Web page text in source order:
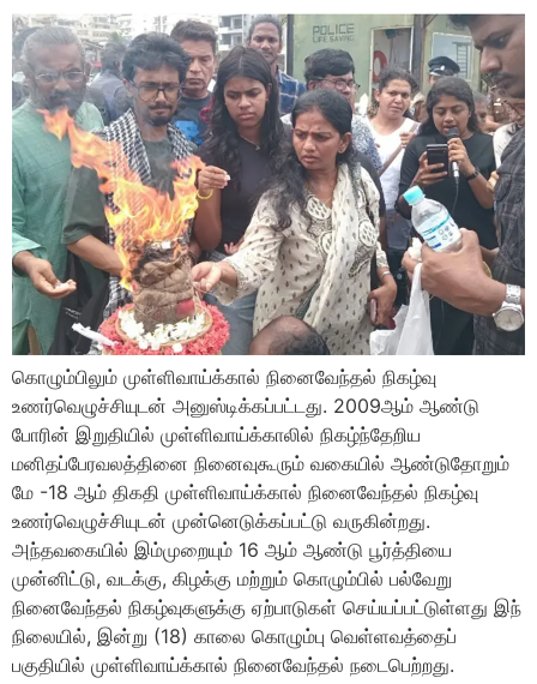
கொழும்பிலும் முள்ளிவாய்க்கால் நினைவேந்தல் நிகழ்வு
உணர்வெழுச்சியுடன் அனுஸ்டிக்கப்பட்டது. 2009ஆம் ஆண்டு
போரின் இறுதியில் முள்ளிவாய்க்காலில் நிகழ்ந்தேறிய
மனிதப்பேரவலத்தினை நினைவுகூரும் வகையில் ஆண்டுதோறும்
மே -18 ஆம் திகதி முள்ளிவாய்க்கால் நினைவேந்தல் நிகழ்வு
உணர்வெழுச்சியுடன் முன்னெடுக்கப்பட்டு வருகின்றது.
அந்தவகையில் இம்முறையும் 16 ஆம் ஆண்டு பூர்த்தியை
முன்னிட்டு, வடக்கு, கிழக்கு மற்றும் கொழும்பில் பல்வேறு
நினைவேந்தல் நிகழ்வுகளுக்கு ஏற்பாடுகள் செய்யப்பட்டுள்ளது இந்
நிலையில், இன்று (18) காலை கொழும்பு வெள்ளவத்தைப்
பகுதியில் முள்ளிவாய்க்கால் நினைவேந்தல் நடைபெற்றது.